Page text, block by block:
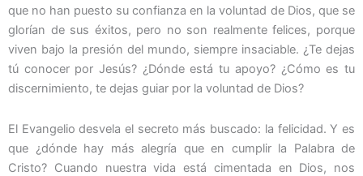
que no han puesto su confianza en la voluntad de Dios, que se
glorían de sus éxitos, pero no son realmente felices, porque
viven bajo la presión del mundo, siempre insaciable. ¿Te dejas
tú conocer por Jesús? ¿Dónde está tu apoyo? ¿Cómo es tu
discernimiento, te dejas guiar por la voluntad de Dios?
El Evangelio desvela el secreto más buscado: la felicidad. Y es
que ¿dónde hay más alegría que en cumplir la Palabra de
Cristo? Cuando nuestra vida está cimentada en Dios, nos